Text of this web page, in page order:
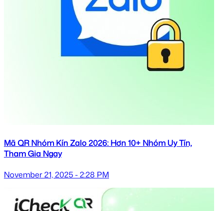
Mã QR Nhóm Kín Zalo 2026: Hơn 10+ Nhóm Uy Tín,
Tham Gia Ngay
November 21, 2025 - 2:28 PM